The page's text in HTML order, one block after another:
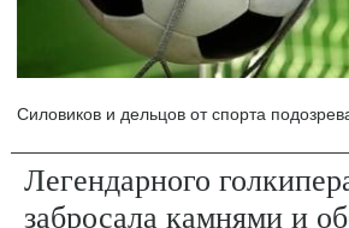
Силовиков и дельцов от спорта
Легендарного
забросала камнями и